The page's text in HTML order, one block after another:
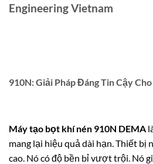
Engineering Vietnam
910N: Giải Pháp Đáng Tin Cậy
Máy tạo bọt khí nén 910N DEMA
mang lại hiệu quả dài hạn. Thiết bị
cao. Nó có độ bền bỉ vượt trội. Nó